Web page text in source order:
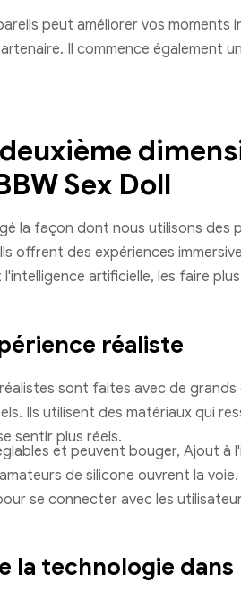
peut améliorer vos moments
Il commence également
Sex Doll
la façon dont nous utilisons des
offrent des expériences
artificielle, les faire
réaliste
sont faites avec de grands
Ils utilisent des matériaux qui
sentir plus réels.
et peuvent bouger, Ajout à
de silicone ouvrent la
se connecter avec les
la technologie dans